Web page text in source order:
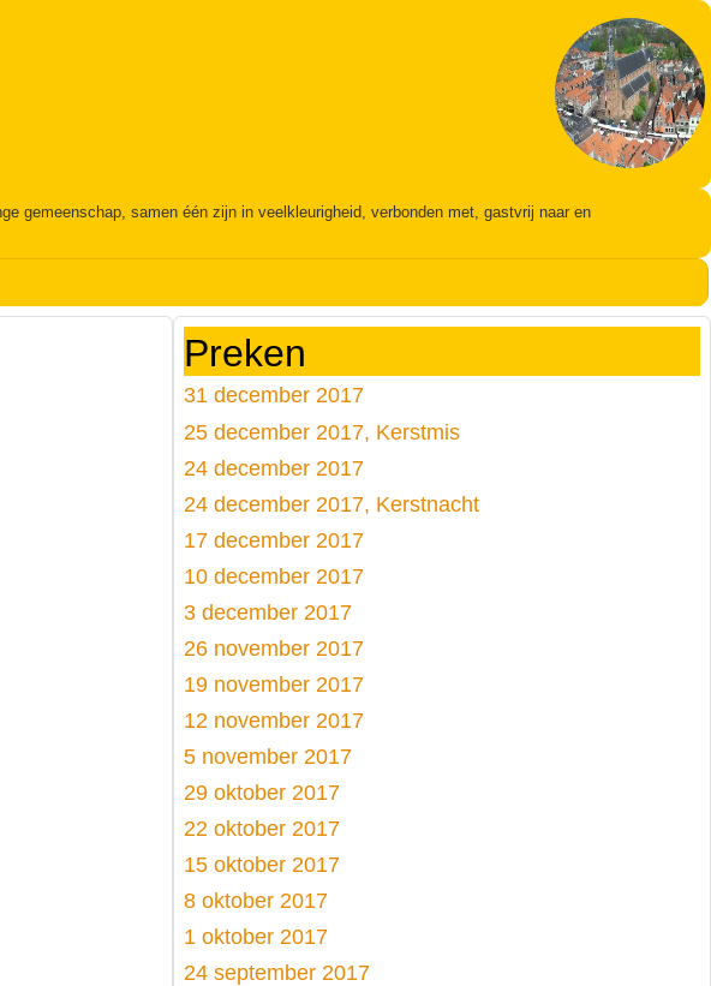
gemeenschap, samen één zijn in veelkleurigheid, verbonden met, gastvrij naar en
Preken
31 december 2017
25 december 2017, Kerstmis
24 december 2017
24 december 2017, Kerstnacht
17 december 2017
10 december 2017
3 december 2017
26 november 2017
19 november 2017
12 november 2017
5 november 2017
29 oktober 2017
22 oktober 2017
15 oktober 2017
8 oktober 2017
1 oktober 2017
24 september 2017